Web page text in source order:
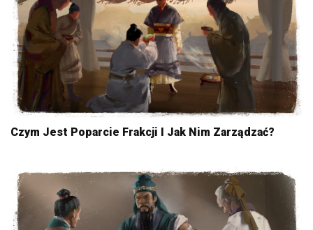
Czym Jest Poparcie Frakcji I Jak Nim Zarządzać?